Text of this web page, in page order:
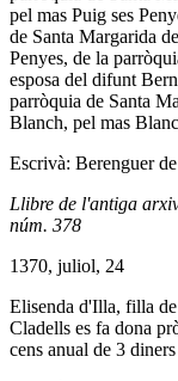
pel mas Puig ses
de Santa Margarida
Penyes, de la
esposa del difunt
parròquia de Santa
Blanch, pel mas
Escrivà: Berenguer
Llibre de l'antiga
núm. 378
1370, juliol, 24
Elisenda d'Illa, filla
Cladells es fa dona
cens anual de 3